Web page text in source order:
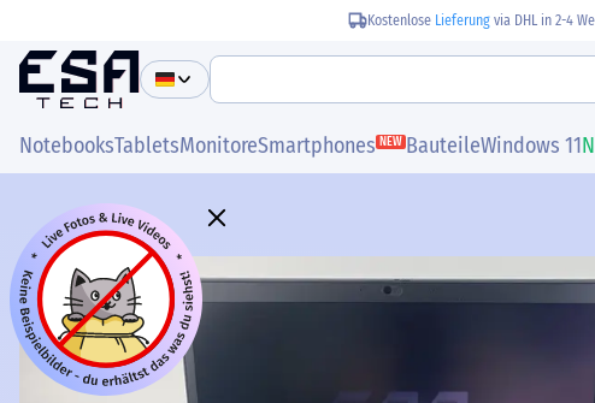
Kostenlose Lieferung via DHL in 2-4
NotebooksTabletsMonitoreSmartphones NEW BauteileWindows 11